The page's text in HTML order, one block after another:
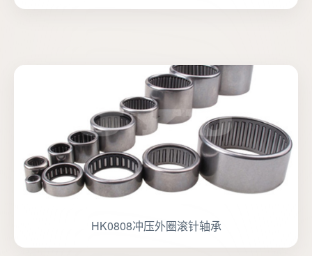
HK0808冲压外圈滚针轴承